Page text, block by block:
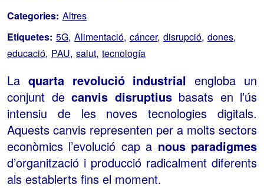
Categories: Altres
Etiquetes: 5G Alimentació cáncer disrupció dones
educació PAU salut tecnología
La quarta revolució industrial engloba un
conjunt de canvis disruptiusbasats en l’ús
intensiu de les noves tecnologies digitals.
Aquests canvis representen per a molts sectors
econòmics l’evolució cap a nous paradigmes
d’organització i producció radicalment diferents
als establerts fins el moment.